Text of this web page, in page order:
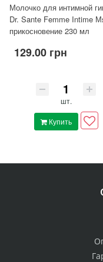
Молочко для интимной
Dr. Sante Femme Intime
прикосновение 230 мл
129.00 грн
шт.
Купить